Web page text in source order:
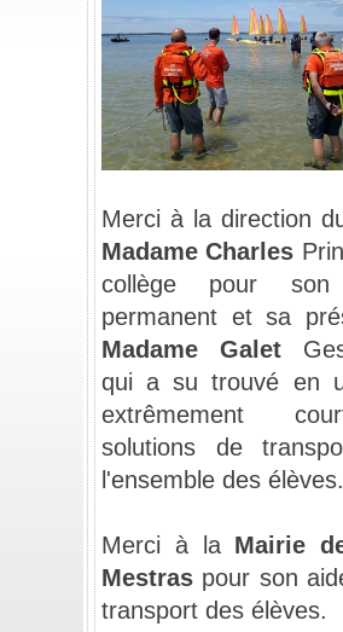
Madame Charles
collège pour son
permanent et sa
Madame Galet
qui a su trouvé en
extrêmement
solutions de
l'ensemble des élèves.
Merci à la Mairie
Mestras pour son
transport des élèves.